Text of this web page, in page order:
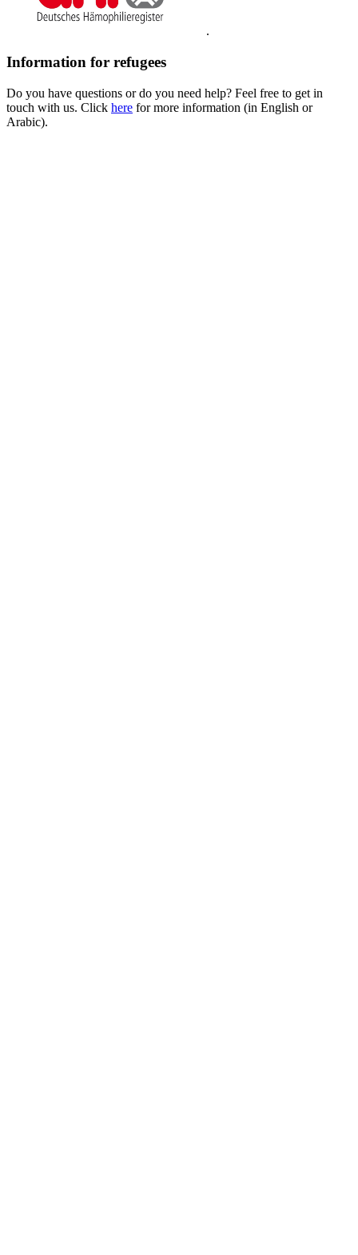
.
Information for refugees
Do you have questions or do you need help? Feel free to get in
touch with us. Click here for more information (in English or
Arabic).